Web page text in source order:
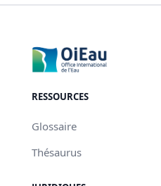
RESSOURCES
Glossaire
Thésaurus